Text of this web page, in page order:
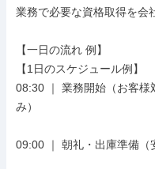
業務で必要な資格取得を会
【一日の流れ 例】
【1日のスケジュール例】
08:30 ｜ 業務開始（お客様
み）
09:00 ｜ 朝礼・出庫準備（